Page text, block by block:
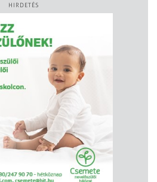
HIRDETÉS